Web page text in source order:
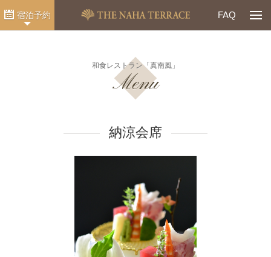
FAQ
和食レストラン「真南風」
Menu
納涼会席
宿泊予約